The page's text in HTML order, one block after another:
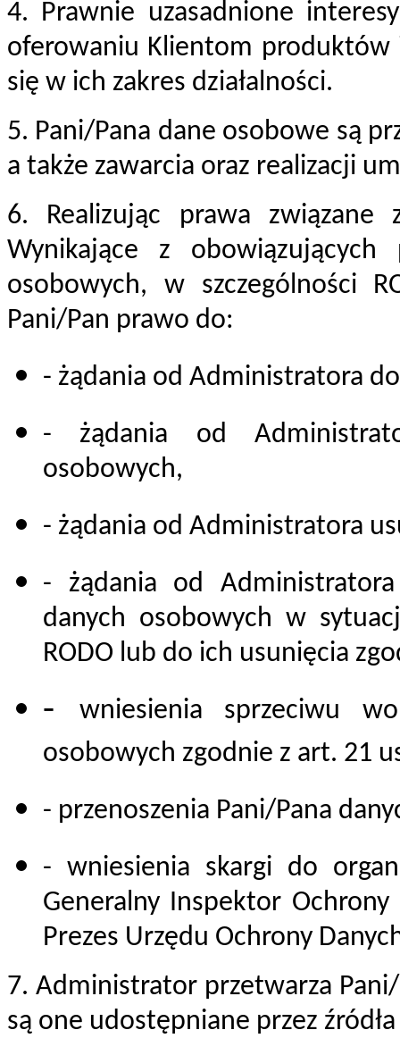
4. Prawnie uzasadnione
oferowaniu Klientom produktów
się w ich zakres działalności.
5. Pani/Pana dane osobowe są
a także zawarcia oraz realizacji
6. Realizując prawa związane
Wynikające z
osobowych, w szczególności
Pani/Pan prawo do:
- żądania od Administratora
- żądania od
osobowych,
- żądania od Administratora
- żądania od Administratora
danych osobowych w
RODO lub do ich usunięcia
-
wniesienia sprzeciwu
osobowych zgodnie z art. 21
- przenoszenia Pani/Pana
- wniesienia skargi do
Generalny Inspektor
Prezes Urzędu Ochrony
7. Administrator przetwarza
są one udostępniane przez